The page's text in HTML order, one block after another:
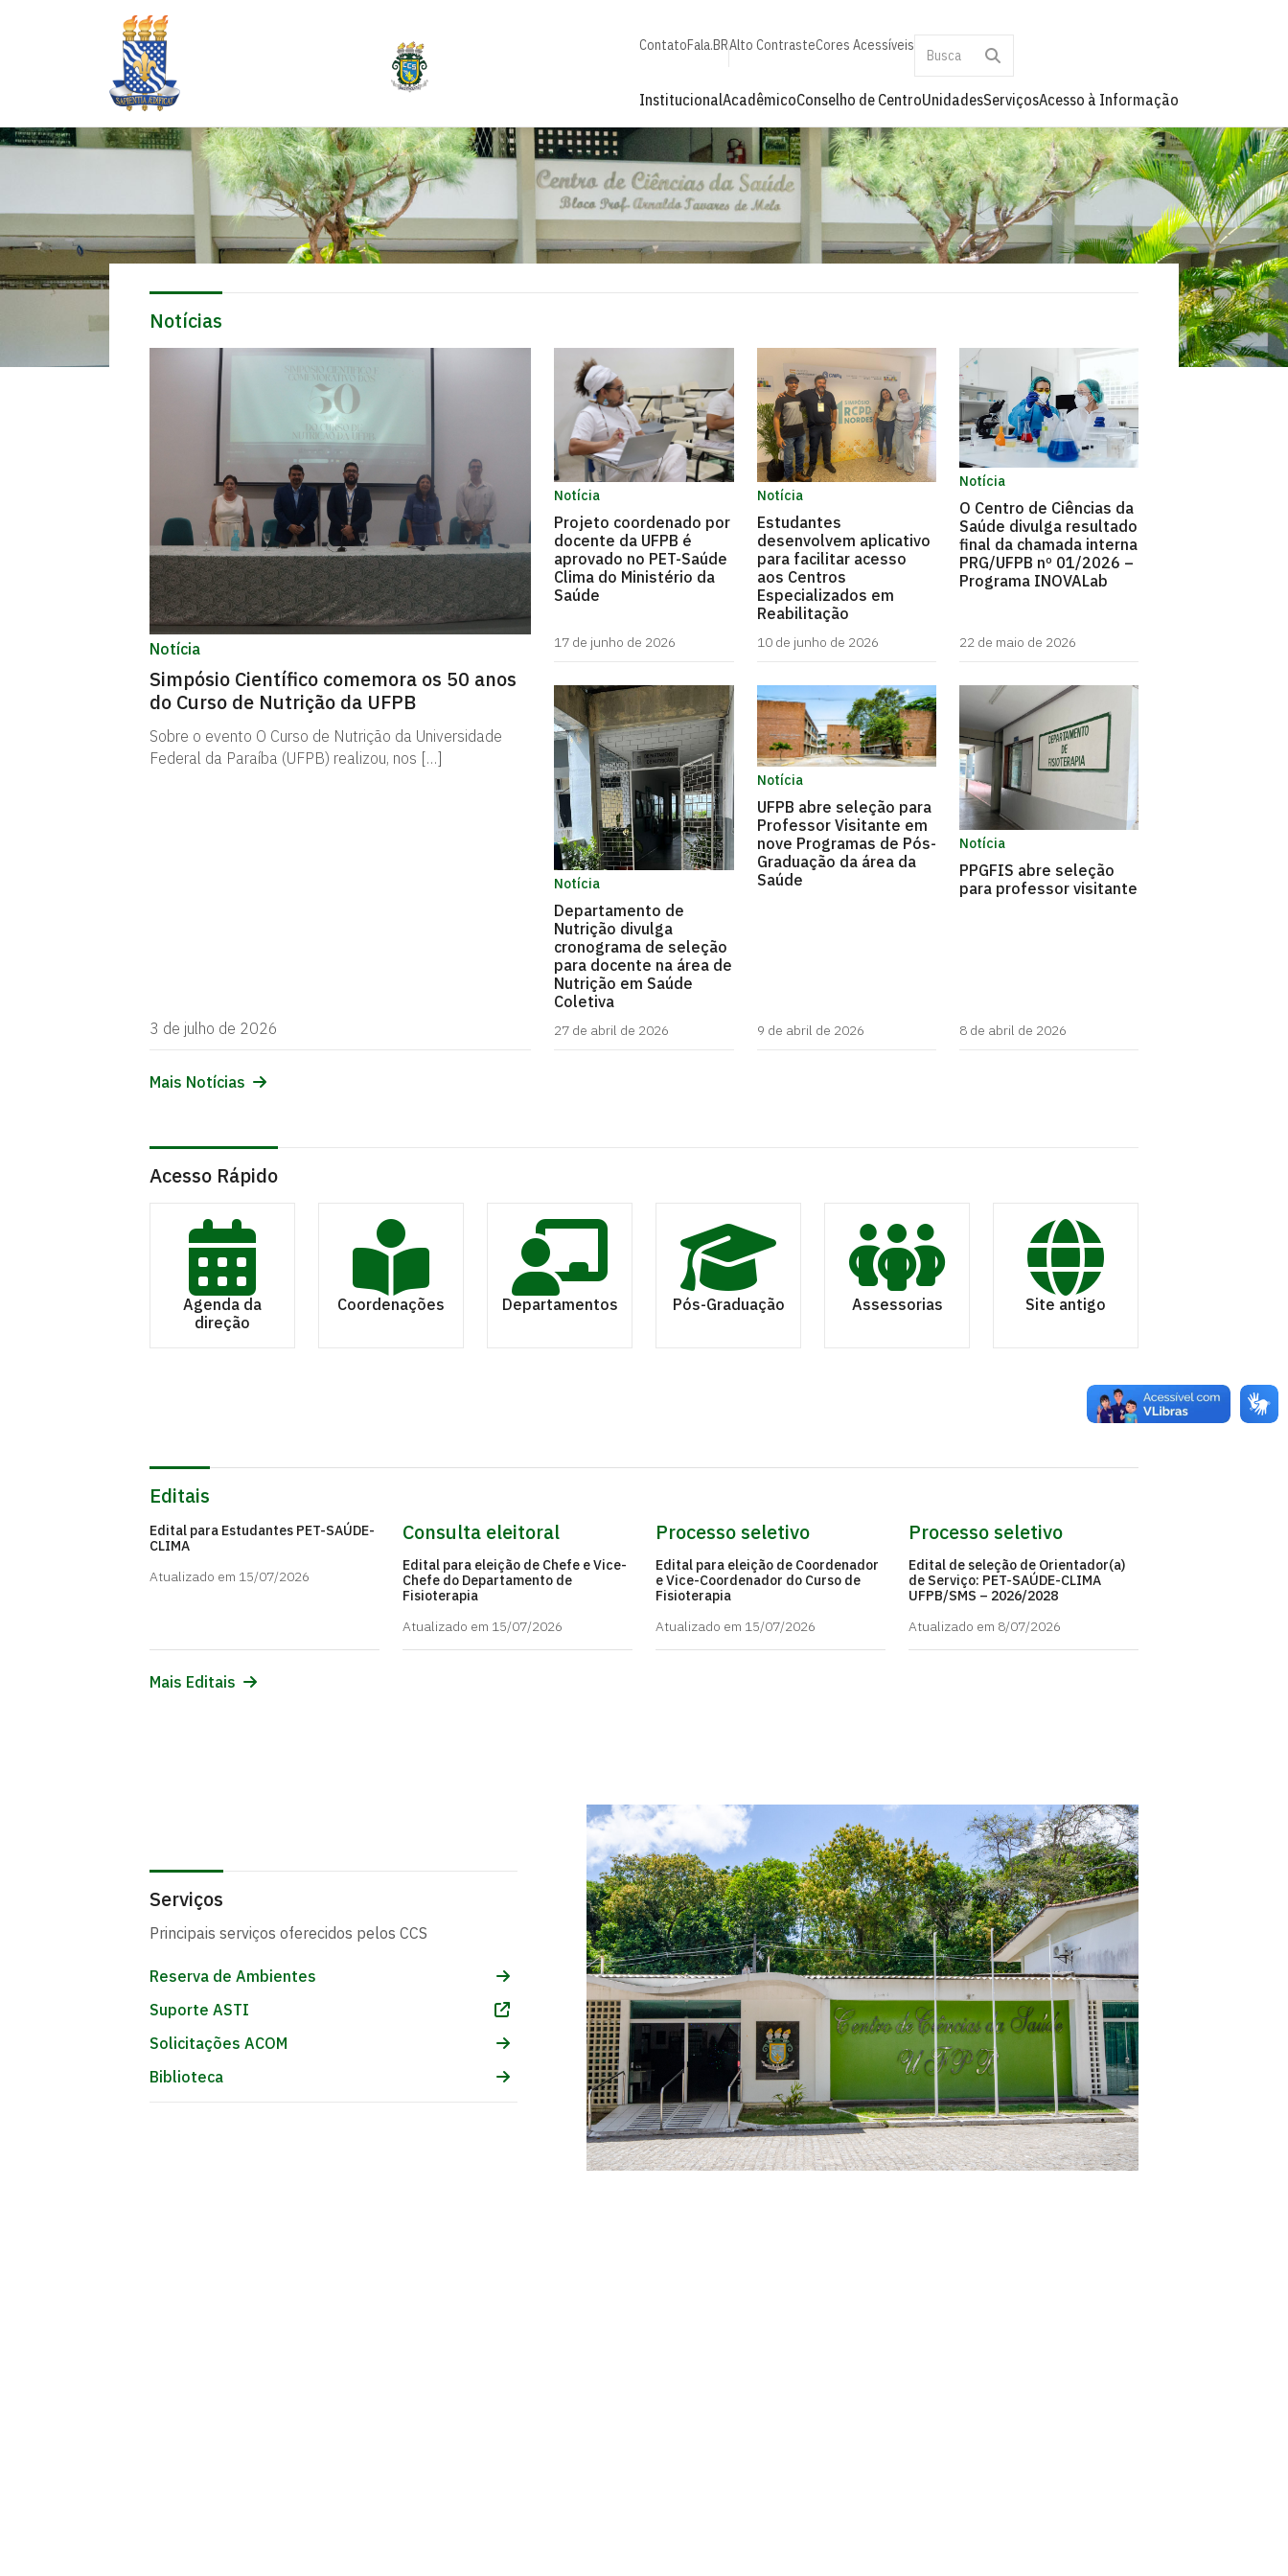
ContatoFala.BRAlto ContrasteCores Acessíveis
InstitucionalAcadêmicoConselho de CentroUnidadesServiçosAcesso à Informação
Notícias
Notícia
Simpósio Científico comemora os 50 anos
do Curso de Nutrição da UFPB
Sobre o evento O Curso de Nutrição da Universidade
Federal da Paraíba (UFPB) realizou, nos […]
3 de julho de 2026
Notícia
Projeto coordenado por
docente da UFPB é
aprovado no PET-Saúde
Clima do Ministério da
Saúde
17 de junho de 2026
Notícia
Estudantes
desenvolvem aplicativo
para facilitar acesso
aos Centros
Especializados em
Reabilitação
10 de junho de 2026
Notícia
O Centro de Ciências da
Saúde divulga resultado
final da chamada interna
PRG/UFPB nº 01/2026 –
Programa INOVALab
22 de maio de 2026
Notícia
Departamento de
Nutrição divulga
cronograma de seleção
para docente na área de
Nutrição em Saúde
Coletiva
27 de abril de 2026
Notícia
UFPB abre seleção para
Professor Visitante em
nove Programas de Pós-
Graduação da área da
Saúde
9 de abril de 2026
Notícia
PPGFIS abre seleção
para professor visitante
8 de abril de 2026
Mais Notícias
Acesso Rápido
Agenda da
direção
Coordenações Departamentos Pós-Graduação Assessorias Site antigo
Editais
Edital para Estudantes PET-SAÚDE-
CLIMA
Atualizado em 15/07/2026
Consulta eleitoral
Edital para eleição de Chefe e Vice-
Chefe do Departamento de
Fisioterapia
Atualizado em 15/07/2026
Processo seletivo
Edital para eleição de Coordenador
e Vice-Coordenador do Curso de
Fisioterapia
Atualizado em 15/07/2026
Processo seletivo
Edital de seleção de Orientador(a)
de Serviço: PET-SAÚDE-CLIMA
UFPB/SMS – 2026/2028
Atualizado em 8/07/2026
Mais Editais
Serviços
Principais serviços oferecidos pelos CCS
Reserva de Ambientes
Suporte ASTI
Solicitações ACOM
Biblioteca